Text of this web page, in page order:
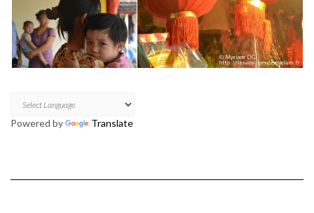
Powered by Translate